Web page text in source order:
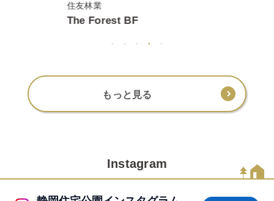
住友林業
The Forest BF
もっと見る
Instagram